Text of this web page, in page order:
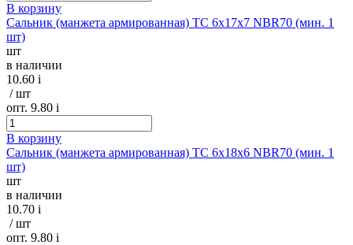
В корзину
Сальник (манжета армированная) TC 6х17х7 NBR70 (мин. 1
шт)
шт
в наличии
10.60 i
/ шт
опт. 9.80 i
В корзину
Сальник (манжета армированная) TC 6х18х6 NBR70 (мин. 1
шт)
шт
в наличии
10.70 i
/ шт
опт. 9.80 i